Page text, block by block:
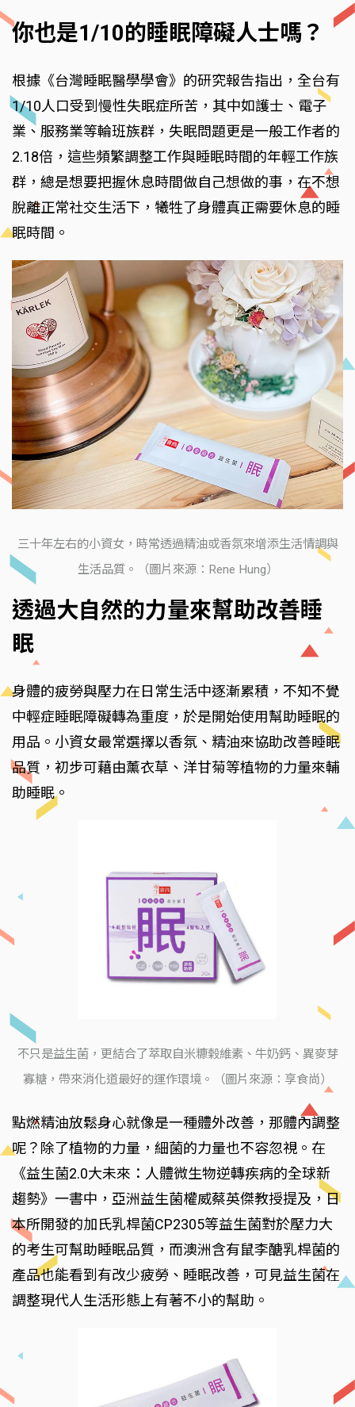
你也是1/10的睡眠障礙人士嗎？
根據《台灣睡眠醫學學會》的研究報告指出，全台有
1/10人口受到慢性失眠症所苦，其中如護士、電子
業、服務業等輪班族群，失眠問題更是一般工作者的
2.18倍，這些頻繁調整工作與睡眠時間的年輕工作族
群，總是想要把握休息時間做自己想做的事，在不想
脫離正常社交生活下，犧牲了身體真正需要休息的睡
眠時間。
三十年左右的小資女，時常透過精油或香氛來增添生活情調與
生活品質。（圖片來源：Rene Hung）
透過大自然的力量來幫助改善睡
眠
身體的疲勞與壓力在日常生活中逐漸累積，不知不覺
中輕症睡眠障礙轉為重度，於是開始使用幫助睡眠的
用品。小資女最常選擇以香氛、精油來協助改善睡眠
品質，初步可藉由薰衣草、洋甘菊等植物的力量來輔
助睡眠。
不只是益生菌，更結合了萃取自米糠榖維素、牛奶鈣、異麥芽
寡糖，帶來消化道最好的運作環境。（圖片來源：享食尚）
點燃精油放鬆身心就像是一種體外改善，那體內調整
呢？除了植物的力量，細菌的力量也不容忽視。在
《益生菌2.0大未來：人體微生物逆轉疾病的全球新
趨勢》一書中，亞洲益生菌權威蔡英傑教授提及，日
本所開發的加氏乳桿菌CP2305等益生菌對於壓力大
的考生可幫助睡眠品質，而澳洲含有鼠李醣乳桿菌的
產品也能看到有改少疲勞、睡眠改善，可見益生菌在
調整現代人生活形態上有著不小的幫助。